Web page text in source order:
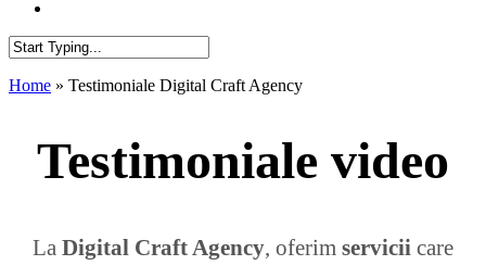
Search
Home » Testimoniale Digital Craft Agency
Testimoniale video
La Digital Craft Agency, oferim servicii care